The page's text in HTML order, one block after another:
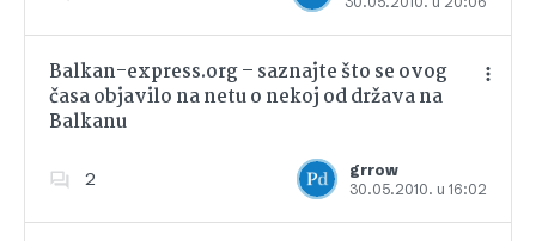
Dodajte u favorite
Balkan-express.org – saznajte što se ovog
časa objavilo na netu o nekoj od država na
Balkanu
2
grrow
30.05.2010. u 16:02